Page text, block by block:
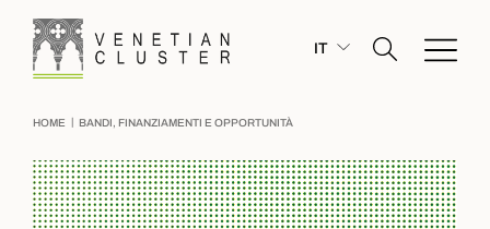
IT
HOME | BANDI, FINANZIAMENTI E OPPORTUNITÀ